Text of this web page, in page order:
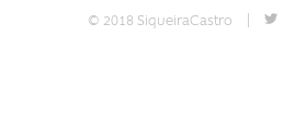
© 2018 SiqueiraCastro